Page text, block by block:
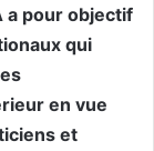
a pour objectif
qui
en vue
et